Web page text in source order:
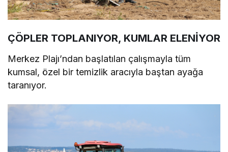
ÇÖPLER TOPLANIYOR, KUMLAR ELENİYOR
Merkez Plajı’ndan başlatılan çalışmayla tüm
kumsal, özel bir temizlik aracıyla baştan ayağa
taranıyor.